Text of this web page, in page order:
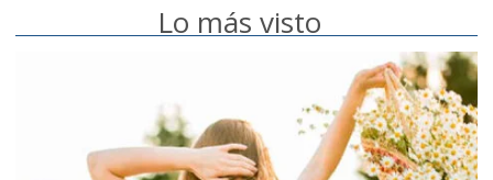
Lo más visto